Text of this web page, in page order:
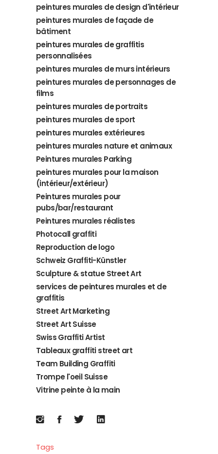
peintures murales de design d'intérieur
peintures murales de façade de
bâtiment
peintures murales de graffitis
personnalisées
peintures murales de murs intérieurs
peintures murales de personnages de
films
peintures murales de portraits
peintures murales de sport
peintures murales extérieures
peintures murales nature et animaux
Peintures murales Parking
peintures murales pour la maison
(intérieur/extérieur)
Peintures murales pour
pubs/bar/restaurant
Peintures murales réalistes
Photocall graffiti
Reproduction de logo
Schweiz Graffiti-Künstler
Sculpture & statue Street Art
services de peintures murales et de
graffitis
Street Art Marketing
Street Art Suisse
Swiss Graffiti Artist
Tableaux graffiti street art
Team Building Graffiti
Trompe l'oeil Suisse
Vitrine peinte à la main
Tags